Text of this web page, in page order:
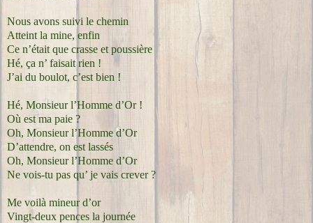
Nous avons suivi le chemin
Atteint la mine, enfin
Ce n’était que crasse et poussière
Hé, ça n’ faisait rien !
J’ai du boulot, c’est bien !
Hé, Monsieur l’Homme d’Or !
Où est ma paie ?
Oh, Monsieur l’Homme d’Or
D’attendre, on est lassés
Oh, Monsieur l’Homme d’Or
Ne vois-tu pas qu’ je vais crever ?
Me voilà mineur d’or
Vingt-deux pences la journée